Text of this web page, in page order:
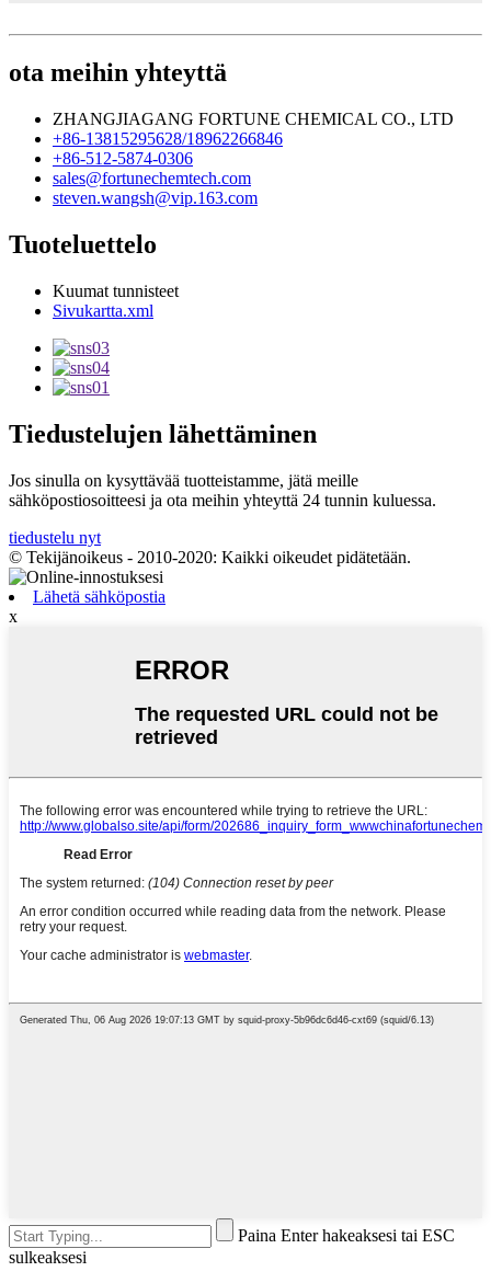
ota meihin yhteyttä
ZHANGJIAGANG FORTUNE CHEMICAL CO., LTD
+86-13815295628/18962266846
+86-512-5874-0306
sales@fortunechemtech.com
steven.wangsh@vip.163.com
Tuoteluettelo
Kuumat tunnisteet
Sivukartta.xml
Tiedustelujen lähettäminen
Jos sinulla on kysyttävää tuotteistamme, jätä meille
sähköpostiosoitteesi ja ota meihin yhteyttä 24 tunnin kuluessa.
tiedustelu nyt
© Tekijänoikeus - 2010-2020: Kaikki oikeudet pidätetään.
Lähetä sähköpostia
x
Paina Enter hakeaksesi tai ESC
sulkeaksesi